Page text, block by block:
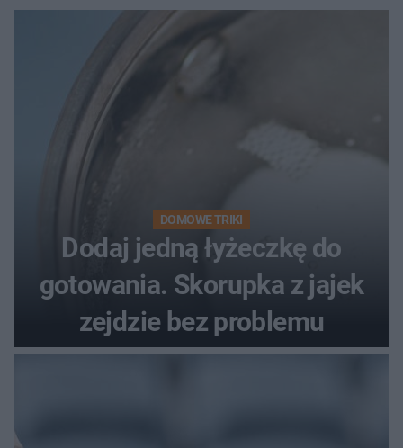
DOMOWE TRIKI
Dodaj jedną łyżeczkę do
gotowania. Skorupka z jajek
zejdzie bez problemu